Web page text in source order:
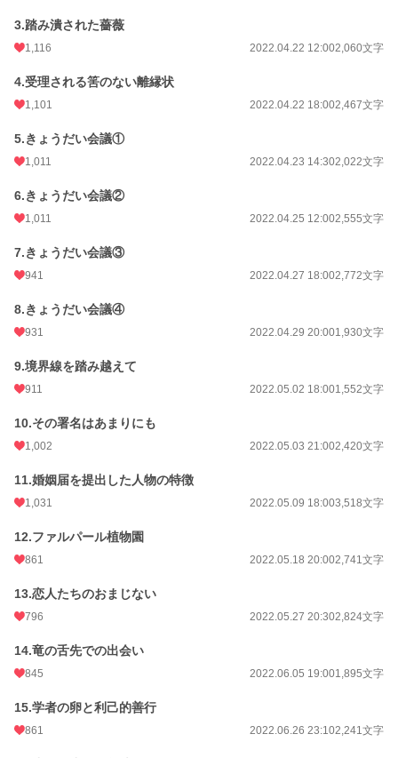
初回公開日時 2022.04.20 21:30
週間ポイント
月間ポイント 18,477 pt (2,558 位)
累計ポイント 917,897 pt (6,302 位)
3.踏み潰された薔薇
1,116 2022.04.22 12:002,060文字
4.受理される筈のない離縁状
1,101 2022.04.22 18:002,467文字
5.きょうだい会議①
1,011 2022.04.23 14:302,022文字
6.きょうだい会議②
1,011 2022.04.25 12:002,555文字
7.きょうだい会議③
941 2022.04.27 18:002,772文字
8.きょうだい会議④
931 2022.04.29 20:001,930文字
9.境界線を踏み越えて
911 2022.05.02 18:001,552文字
10.その署名はあまりにも
1,002 2022.05.03 21:002,420文字
11.婚姻届を提出した人物の特徴
1,031 2022.05.09 18:003,518文字
12.ファルパール植物園
861 2022.05.18 20:002,741文字
13.恋人たちのおまじない
796 2022.05.27 20:302,824文字
14.竜の舌先での出会い
845 2022.06.05 19:001,895文字
15.学者の卵と利己的善行
861 2022.06.26 23:102,241文字